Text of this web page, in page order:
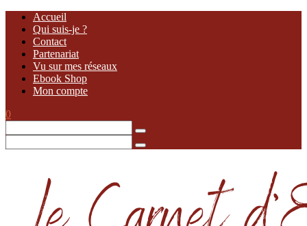
Accueil
Qui suis-je ?
Contact
Partenariat
Vu sur mes réseaux
Ebook Shop
Mon compte
0